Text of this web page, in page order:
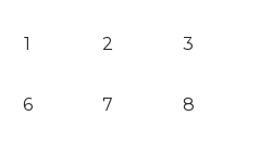
1 2 3
6 7 8